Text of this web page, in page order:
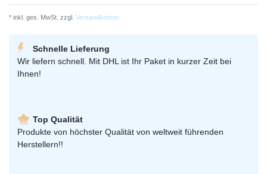
* inkl. ges. MwSt. zzgl. Versandkosten
Schnelle Lieferung
Wir liefern schnell. Mit DHL ist Ihr Paket in kurzer Zeit bei
Ihnen!
Top Qualität
Produkte von höchster Qualität von weltweit führenden
Herstellern!!